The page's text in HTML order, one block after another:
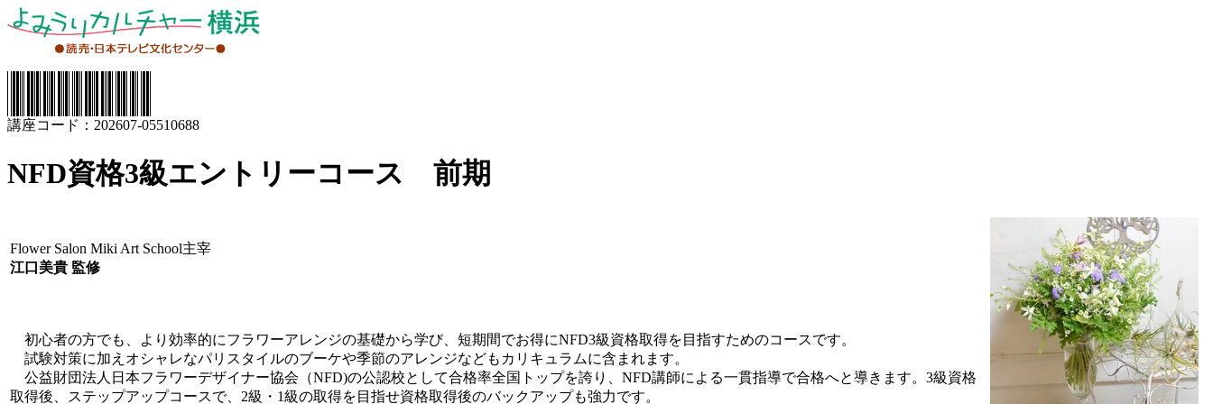
講座コード：202607-05510688
NFD資格3級エントリーコース 前期
Flower Salon Miki Art School主宰
江口美貴 監修
初心者の方でも、より効率的にフラワーアレンジの基礎から学び、短期間でお得にNFD3級資格取得を目指すためのコースです。
試験対策に加えオシャレなパリスタイルのブーケや季節のアレンジなどもカリキュラムに含まれます。
公益財団法人日本フラワーデザイナー協会（NFD)の公認校として合格率全国トップを誇り、NFD講師による一貫指導で合格へと導きます。3級資格
取得後、ステップアップコースで、2級・1級の取得を目指せ資格取得後のバックアップも強力です。